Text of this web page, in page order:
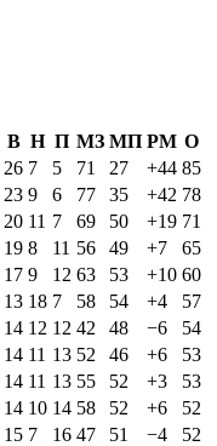
В Н П МЗ МП РМ О
26 7 5 71 27 +44 85
23 9 6 77 35 +42 78
20 11 7 69 50 +19 71
19 8 11 56 49 +7
65
17 9 12 63 53 +10 60
13 18 7 58 54 +4
57
14 12 12 42 48 −6
54
14 11 13 52 46 +6
53
14 11 13 55 52 +3
53
14 10 14 58 52 +6
52
15 7 16 47 51 −4
52